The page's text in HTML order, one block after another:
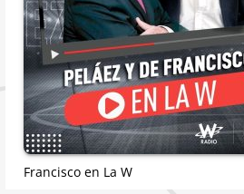
Francisco en La W